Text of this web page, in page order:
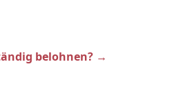
belohnen? →